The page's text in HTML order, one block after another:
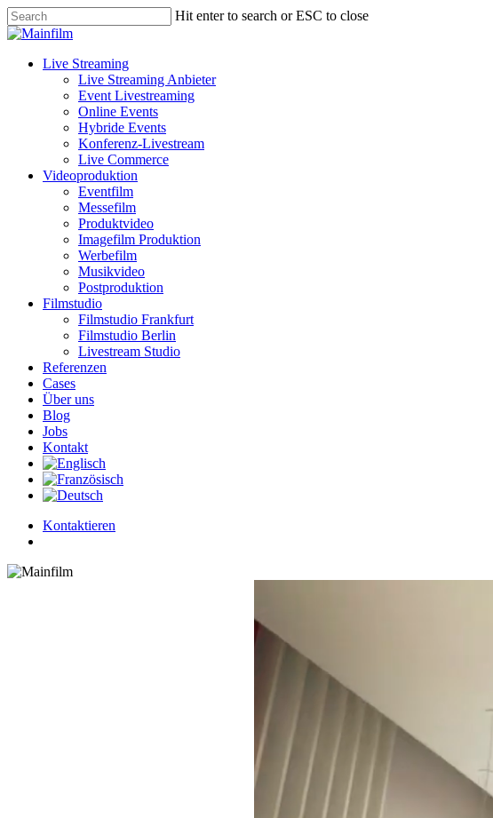
Skip
to
content
Hit enter to search or ESC to close
Close
Menu
Live Streaming
Live Streaming Anbieter
Event Livestreaming
Online Events
Hybride Events
Konferenz-Livestream
Live Commerce
Videoproduktion
Eventfilm
Messefilm
Produktvideo
Imagefilm Produktion
Werbefilm
Musikvideo
Postproduktion
Filmstudio
Filmstudio Frankfurt
Filmstudio Berlin
Livestream Studio
Referenzen
Cases
Über uns
Blog
Jobs
Kontakt
Kontaktieren